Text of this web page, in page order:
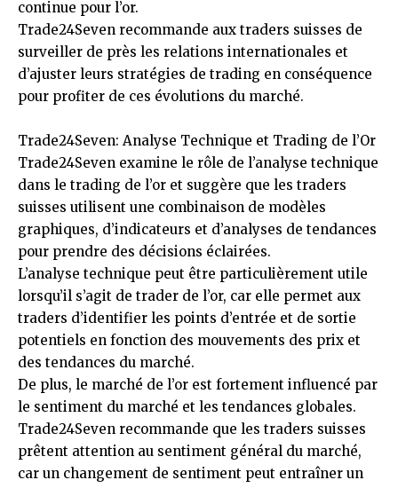
continue pour l’or.
Trade24Seven recommande aux traders suisses de
surveiller de près les relations internationales et
d’ajuster leurs stratégies de trading en conséquence
pour profiter de ces évolutions du marché.
Trade24Seven: Analyse Technique et Trading de l’Or
Trade24Seven examine le rôle de l’analyse technique
dans le trading de l’or et suggère que les traders
suisses utilisent une combinaison de modèles
graphiques, d’indicateurs et d’analyses de tendances
pour prendre des décisions éclairées.
L’analyse technique peut être particulièrement utile
lorsqu’il s’agit de trader de l’or, car elle permet aux
traders d’identifier les points d’entrée et de sortie
potentiels en fonction des mouvements des prix et
des tendances du marché.
De plus, le marché de l’or est fortement influencé par
le sentiment du marché et les tendances globales.
Trade24Seven recommande que les traders suisses
prêtent attention au sentiment général du marché,
car un changement de sentiment peut entraîner un